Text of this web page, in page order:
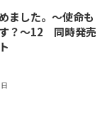
ました。～使命も
？～12 同時発売